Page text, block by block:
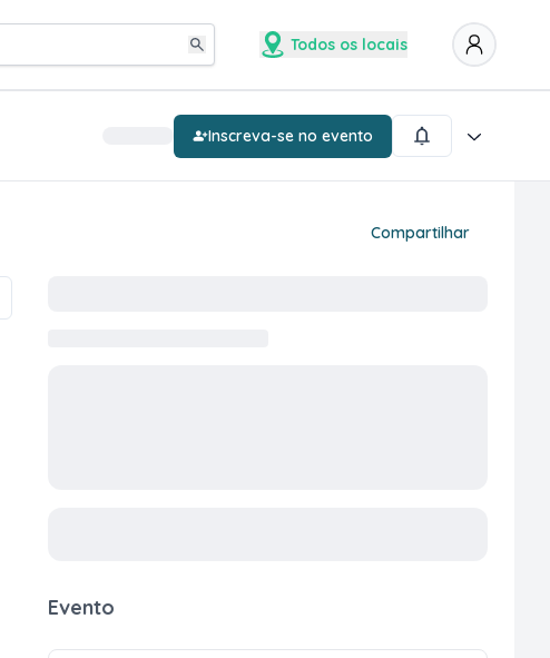
Todos os locais
Inscreva-se no evento
Compartilhar
Evento